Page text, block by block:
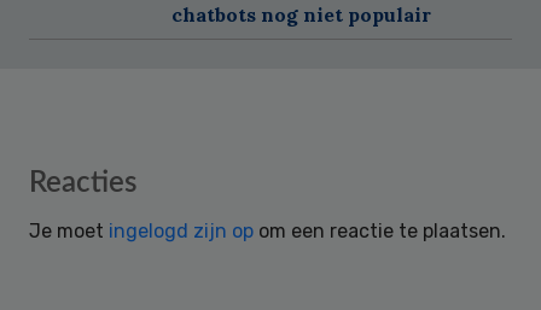
chatbots nog niet populair
Reader
Reacties
Je moet ingelogd zijn op om een reactie te plaatsen.